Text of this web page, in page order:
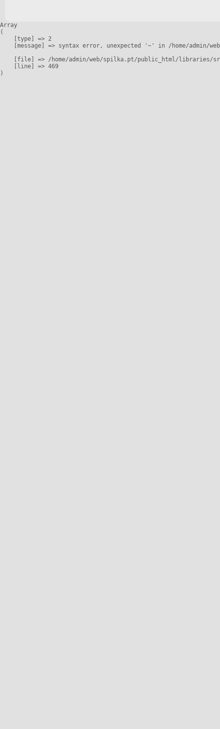
Array
(
    [type] => 2
[message] => syntax error, unexpected '~' in /home/admin/
[file] => /home/admin/web/spilka.pt/public_html/libraries/
    [line] => 469